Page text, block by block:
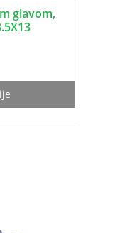
glavom,